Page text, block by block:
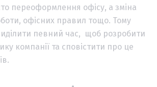
переоформлення офісу, а зміна
офісних правил тощо. Тому
певний час, щоб розробити
компанії та сповістити про це